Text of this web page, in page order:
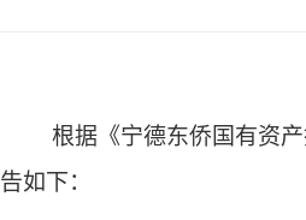
根据《宁德东侨国有资
告如下：